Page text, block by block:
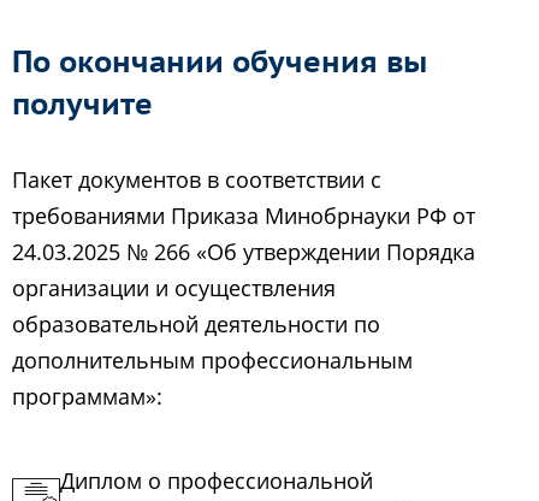
По окончании обучения вы
получите
Пакет документов в соответствии с
требованиями Приказа Минобрнауки РФ от
24.03.2025 № 266 «Об утверждении Порядка
организации и осуществления
образовательной деятельности по
дополнительным профессиональным
программам»:
Диплом о профессиональной